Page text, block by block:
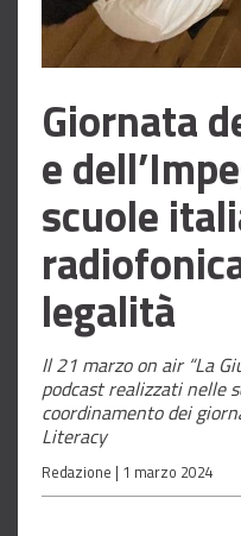
Giornata
e
scuole
legalità
Il 21 marzo on air “La
podcast realizzati nelle
coordinamento dei
Literacy
Redazione | 1 marzo 2024